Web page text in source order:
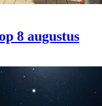
8 augustus